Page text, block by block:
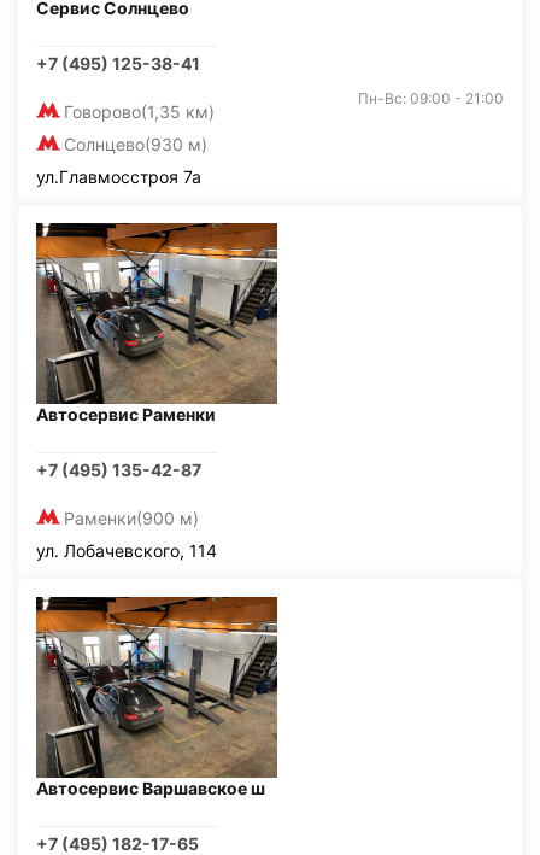
Сервис Солнцево
+7 (495) 125-38-41
Говорово(1,35 км)
Солнцево(930 м)
Пн-Вс: 09:00 - 21:00
ул.Главмосстроя 7а
Автосервис Раменки
+7 (495) 135-42-87
Раменки(900 м)
ул. Лобачевского, 114
Автосервис Варшавское ш
+7 (495) 182-17-65